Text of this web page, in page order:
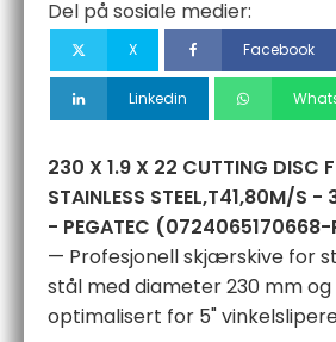
FOR
RUSTFRITT
STÅ,
T41,
-
30
stk
eske
-
PEGATEC
antall
Del på sosiale medier:
X Facebook
Linkedin
230 X 1.9 X 22 CUTTING DISC
STAINLESS STEEL,T41,80M/S
- PEGATEC (0724065170668-
— Profesjonell skjærskive for
stål med diameter 230 mm og
optimalisert for 5"